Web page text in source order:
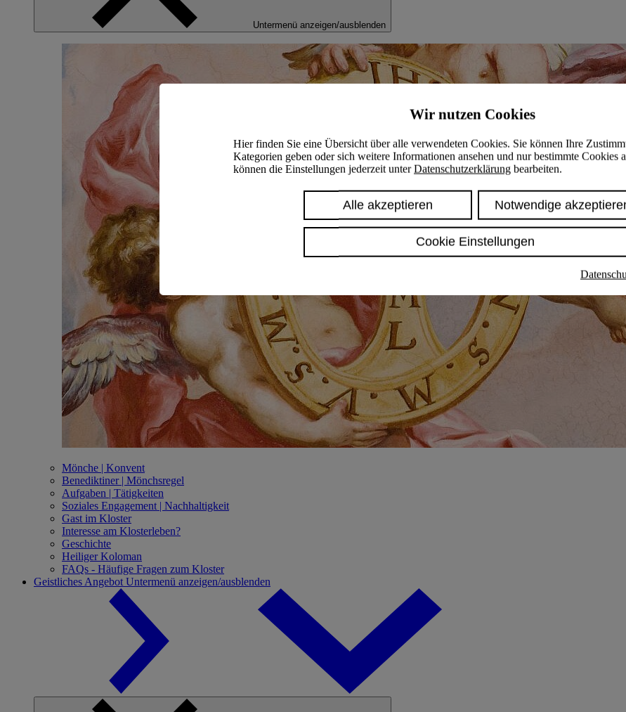
Wir nutzen Cookies
Hier finden Sie eine Übersicht über alle verwendeten Cookies. Sie können Ihre
Kategorien geben oder sich weitere Informationen ansehen und nur bestimmte Cookies
können die Einstellungen jederzeit unterDatenschutzerklärung bearbeiten.
Alle akzeptieren Notwendige
Cookie Einstellungen
Untermenü anzeigen/ausblenden
Mönche | Konvent
Benediktiner | Mönchsregel
Aufgaben | Tätigkeiten
Soziales Engagement | Nachhaltigkeit
Gast im Kloster
Interesse am Klosterleben?
Geschichte
Heiliger Koloman
FAQs - Häufige Fragen zum Kloster
Geistliches Angebot Untermenü anzeigen/ausblenden